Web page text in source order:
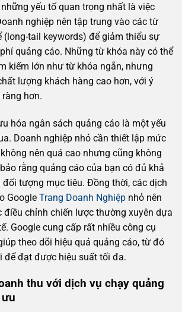
yếu tố quan trọng nhất là việc
nghiệp nên tập trung vào các từ
(long-tail keywords) để giảm thiểu sự
quảng cáo. Những từ khóa này có thể
kiếm lớn như từ khóa ngắn, nhưng
lượng khách hàng cao hơn, với ý
hơn.
hóa ngân sách quảng cáo là một yếu
Doanh nghiệp nhỏ cần thiết lập mức
nên quá cao nhưng cũng không
rằng quảng cáo của bạn có đủ khả
đối tượng mục tiêu. Đồng thời, các dịch
Google Trang Doanh Nghiệp nhỏ nên
điều chỉnh chiến lược thường xuyên dựa
Google cung cấp rất nhiều công cụ
theo dõi hiệu quả quảng cáo, từ đó
để đạt được hiệu suất tối đa.
thu với dịch vụ chạy quảng